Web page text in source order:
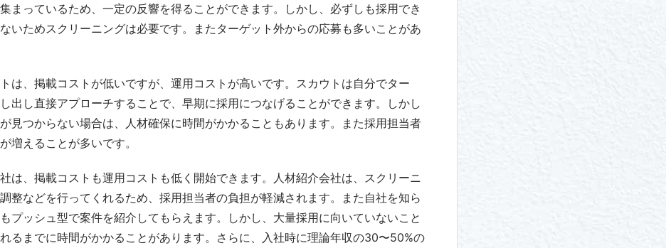
まっているため、一定の反響を得ることができます。しかし、必ずしも採用でき
いためスクリーニングは必要です。またターゲット外からの応募も多いことがあ
は、掲載コストが低いですが、運用コストが高いです。スカウトは自分でター
出し直接アプローチすることで、早期に採用につなげることができます。しかし
見つからない場合は、人材確保に時間がかかることもあります。また採用担当者
増えることが多いです。
は、掲載コストも運用コストも低く開始できます。人材紹介会社は、スクリーニ
整などを行ってくれるため、採用担当者の負担が軽減されます。また自社を知ら
プッシュ型で案件を紹介してもらえます。しかし、大量採用に向いていないこと
るまでに時間がかかることがあります。さらに、入社時に理論年収の30〜50%の